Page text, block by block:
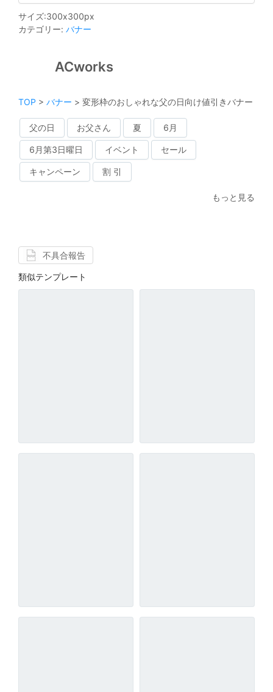
サイズ:300x300px
カテゴリー: バナー
ACworks
TOP > バナー > 変形枠のおしゃれな父の日向け値引きバナー
父の日 お父さん 夏 6月
6月第3日曜日 イベント セール
キャンペーン 割 引
もっと見る
不具合報告
類似テンプレート